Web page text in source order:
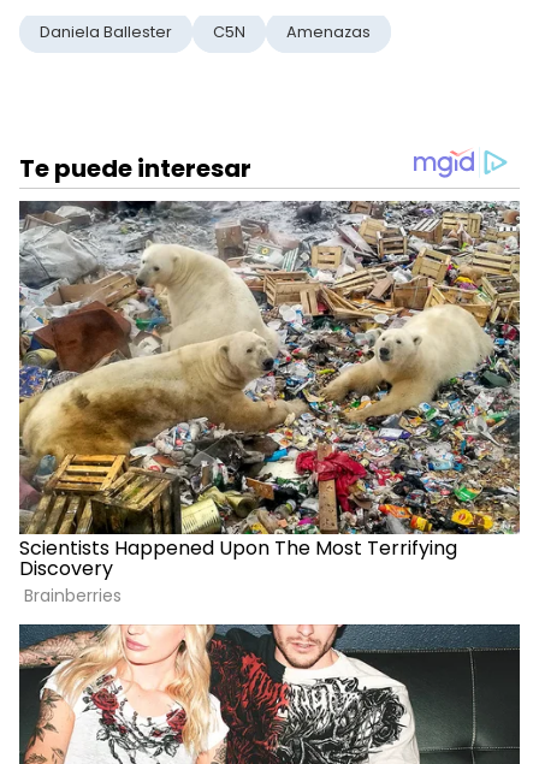
Daniela Ballester C5N Amenazas